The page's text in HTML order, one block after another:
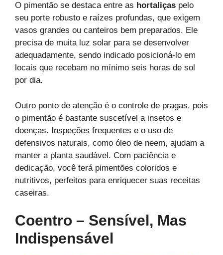
O pimentão se destaca entre as hortaliças pelo
seu porte robusto e raízes profundas, que exigem
vasos grandes ou canteiros bem preparados. Ele
precisa de muita luz solar para se desenvolver
adequadamente, sendo indicado posicioná-lo em
locais que recebam no mínimo seis horas de sol
por dia.
Outro ponto de atenção é o controle de pragas, pois
o pimentão é bastante suscetível a insetos e
doenças. Inspeções frequentes e o uso de
defensivos naturais, como óleo de neem, ajudam a
manter a planta saudável. Com paciência e
dedicação, você terá pimentões coloridos e
nutritivos, perfeitos para enriquecer suas receitas
caseiras.
Coentro – Sensível, Mas
Indispensável